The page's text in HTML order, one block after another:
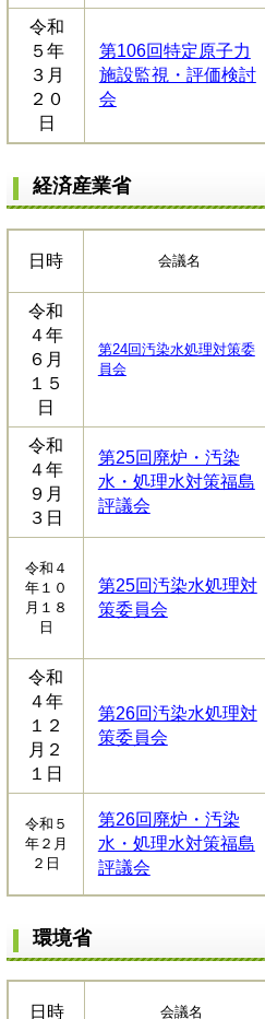
令和
５年
３月
２０
日
第106回特定原子力
施設監視・評価検討
会
経済産業省
日時 会議名
令和
４年
６月
１５
日
第24回汚染水処理対策委
員会
令和
４年
９月
３日
第25回廃炉・汚染
水・処理水対策福島
評議会
令和４
年１０
月１８
日
第25回汚染水処理対
策委員会
令和
４年
１２
月２
１日
第26回汚染水処理対
策委員会
令和５
年２月
２日
第26回廃炉・汚染
水・処理水対策福島
評議会
環境省
日時 会議名